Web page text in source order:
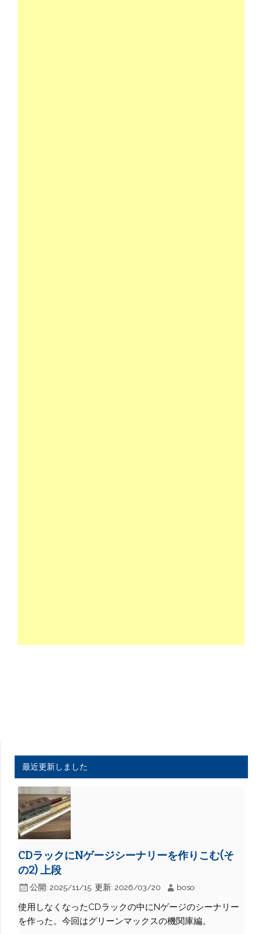
最近更新しました
CDラックにNゲージシーナリーを作りこむ(そ
の2) 上段
公開: 2025/11/15 更新: 2026/03/20 boso
使用しなくなったCDラックの中にNゲージのシーナリー
を作った。今回はグリーンマックスの機関庫編。